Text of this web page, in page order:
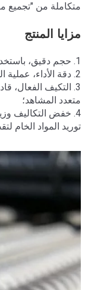
متكاملة من "تجميع
مزايا المنتج
1. حجم دقيق، باستخدام معدات القطع الآلية CNC، مع تسامح طول ± ± 3 مم، عمودي قطع عالي، لا نتوءات تشوه، مناسبة للتجميع عالي الدقة؛
2. دقة الأداء، عملية القطع لا تلحق الضرر بالهيكل المعدني لقضبان الفولاذ، الخواص الميكانيكية متوافقة مع المواد الخام، مما يضمن السلامة الهيكلية.
3. التكيف الفعال،
متعدد المشاهد؛
توريد المواد الخام